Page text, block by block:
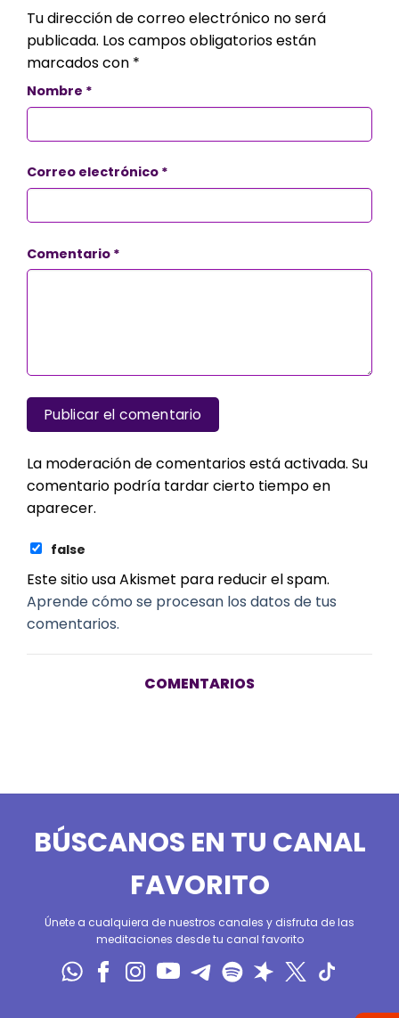
Tu dirección de correo electrónico no será
publicada. Los campos obligatorios están
marcados con *
Nombre *
Correo electrónico *
Comentario *
La moderación de comentarios está activada. Su
comentario podría tardar cierto tiempo en
aparecer.
false
Este sitio usa Akismet para reducir el spam.
Aprende cómo se procesan los datos de tus
comentarios.
COMENTARIOS
BÚSCANOS EN TU CANAL
FAVORITO
Únete a cualquiera de nuestros canales y disfruta de las
meditaciones desde tu canal favorito